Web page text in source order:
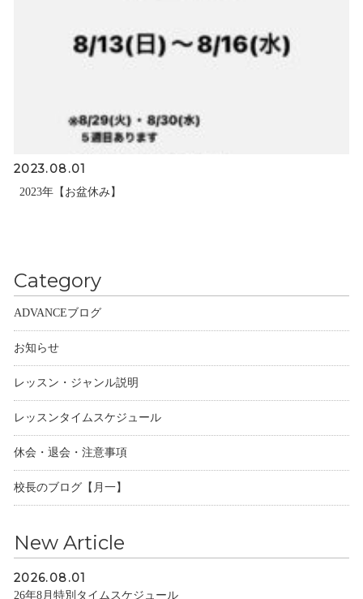
2023.08.01
2023年【お盆休み】
Category
ADVANCEブログ
お知らせ
レッスン・ジャンル説明
レッスンタイムスケジュール
休会・退会・注意事項
校長のブログ【月一】
New Article
2026.08.01
26年8月特別タイムスケジュール